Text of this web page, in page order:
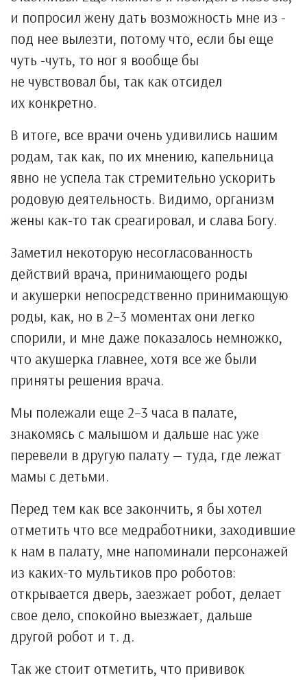
и попросил жену дать возможность мне из -
под нее вылезти, потому что, если бы еще
чуть -чуть, то ног я вообще бы
не чувствовал бы, так как отсидел
их конкретно.
В итоге, все врачи очень удивились нашим
родам, так как, по их мнению, капельница
явно не успела так стремительно ускорить
родовую деятельность. Видимо, организм
жены как-то так среагировал, и слава Богу.
Заметил некоторую несогласованность
действий врача, принимающего роды
и акушерки непосредственно принимающую
роды, как, но в 2–3 моментах они легко
спорили, и мне даже показалось немножко,
что акушерка главнее, хотя все же были
приняты решения врача.
Мы полежали еще 2–3 часа в палате,
знакомясь с малышом и дальше нас уже
перевели в другую палату — туда, где лежат
мамы с детьми.
Перед тем как все закончить, я бы хотел
отметить что все медработники, заходившие
к нам в палату, мне напоминали персонажей
из каких-то мультиков про роботов:
открывается дверь, заезжает робот, делает
свое дело, спокойно выезжает, дальше
другой робот и т. д.
Так же стоит отметить, что прививок